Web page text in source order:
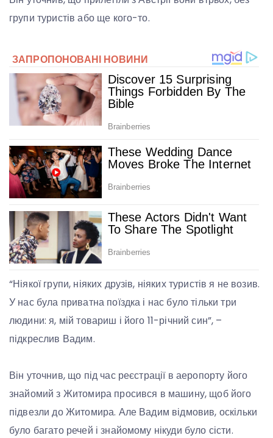
групи туристів або ще кого-то.
“Ніякої групи, ніяких друзів, ніяких туристів я не возив.
У нас була приватна поїздка і нас було тільки три
людини: я, мій товариш і його 11-річний син”, –
підкреслив Вадим.
Він уточнив, що під час реєстрації в аеропорту його
знайомий з Житомира просився в машину, щоб його
підвезли до Житомира. Але Вадим відмовив, оскільки
було багато речей і знайомому нікуди було сісти.